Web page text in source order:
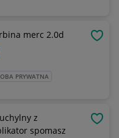
merc 2.0d
PRYWATNA
z
spomasz